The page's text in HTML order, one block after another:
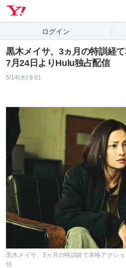
ログイン
黒木メイサ、3ヵ月の特訓経
7月24日よりHulu独占配信
5/14(木) 6:01
黒木メイサ、3ヵ月の特訓経て本格アクシ
信